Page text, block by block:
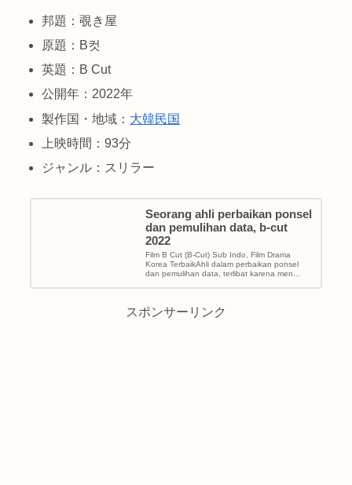
邦題：覗き屋
原題：B컷
英題：B Cut
公開年：2022年
製作国・地域： 大韓民国
上映時間：93分
ジャンル：スリラー
Seorang ahli perbaikan ponsel
dan pemulihan data, b-cut
2022
Film B Cut (B-Cut) Sub Indo, Film Drama
Korea TerbaikAhli dalam perbaikan ponsel
dan pemulihan data, terlibat karena men...
スポンサーリンク